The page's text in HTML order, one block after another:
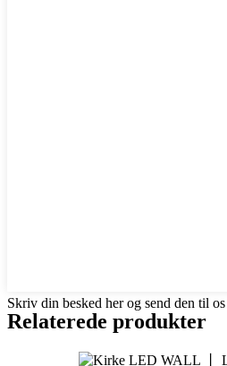
Skriv din besked her og send den til os
Relaterede produkter